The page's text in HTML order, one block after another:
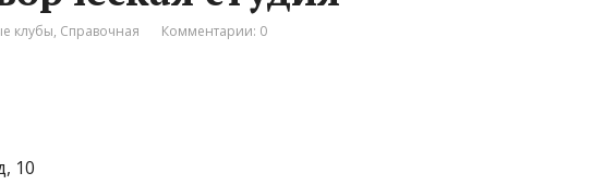
клубы, Справочная Комментарии: 0
10